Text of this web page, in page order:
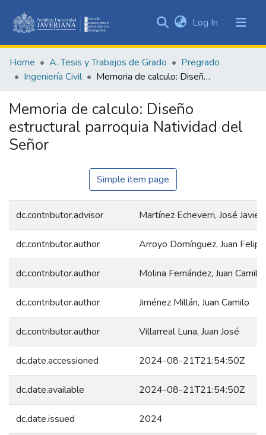
&
Collections
Statistics
Log In (current)
Home A. Tesis y Trabajos de Grado
Pregrado
Ingeniería Civil
Memoria de calculo: Diseño estructural parroquia Natividad del Señor
Memoria de calculo: Diseño
estructural parroquia Natividad del
Señor
Simple item page
dc.contributor.advisor Martínez Echeverri, José Javier
dc.contributor.author Arroyo Domínguez, Juan Felipe
dc.contributor.author Molina Fernández, Juan Camilo
dc.contributor.author Jiménez Millán, Juan Camilo
dc.contributor.author Villarreal Luna, Juan José
dc.date.accessioned 2024-08-21T21:54:50Z
dc.date.available 2024-08-21T21:54:50Z
dc.date.issued 2024